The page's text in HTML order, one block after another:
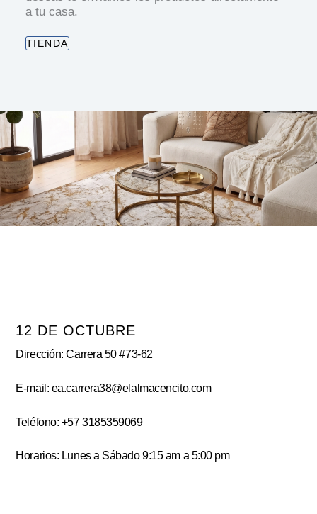
a tu casa.
TIENDA
12 DE OCTUBRE
Dirección: Carrera 50 #73-62
E-mail: ea.carrera38@elalmacencito.com
Teléfono: +57 3185359069
Horarios: Lunes a Sábado 9:15 am a 5:00 pm